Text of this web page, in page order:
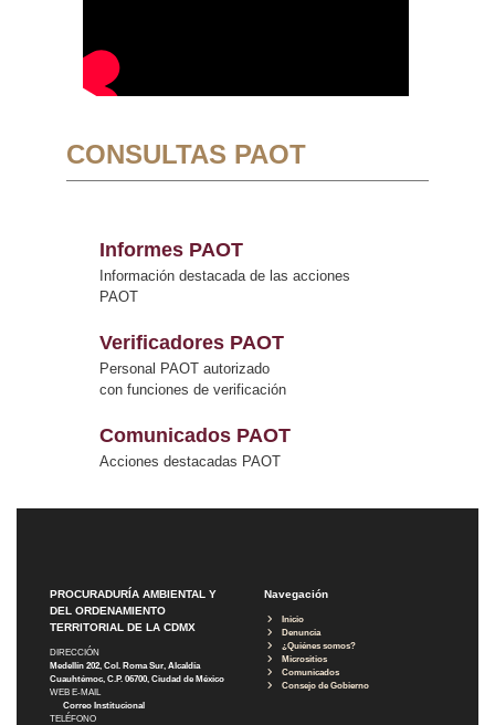
CONSULTAS PAOT
Informes PAOT
Información destacada de las acciones
PAOT
Verificadores PAOT
Personal PAOT autorizado
con funciones de verificación
Comunicados PAOT
Acciones destacadas PAOT
PROCURADURÍA AMBIENTAL Y
DEL ORDENAMIENTO
TERRITORIAL DE LA CDMX
DIRECCIÓN
Medellín 202, Col. Roma Sur, Alcaldía
Cuauhtémoc, C.P. 06700, Ciudad de México
WEB E-MAIL
Correo Institucional
TELÉFONO
Navegación
Inicio
Denuncia
¿Quiénes somos?
Micrositios
Comunicados
Consejo de Gobierno